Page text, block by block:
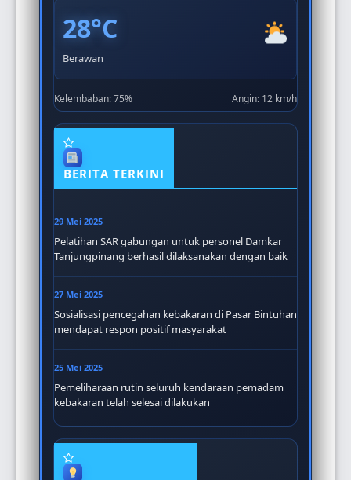
28°C
Berawan
Kelembaban: 75% Angin: 12 km/h
BERITA TERKINI
29 Mei 2025
Pelatihan SAR gabungan untuk personel Damkar
Tanjungpinang berhasil dilaksanakan dengan baik
27 Mei 2025
Sosialisasi pencegahan kebakaran di Pasar Bintuhan
mendapat respon positif masyarakat
25 Mei 2025
Pemeliharaan rutin seluruh kendaraan pemadam
kebakaran telah selesai dilakukan